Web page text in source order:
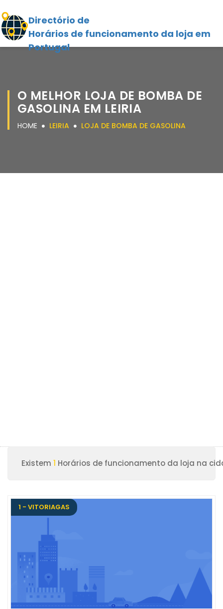
Directório de
Horários de funcionamento da loja em
Portugal
O MELHOR LOJA DE BOMBA DE
GASOLINA EM LEIRIA
HOME LEIRIA LOJA DE BOMBA DE GASOLINA
Existem 1 Horários de funcionamento da loja na
1 - VITORIAGAS